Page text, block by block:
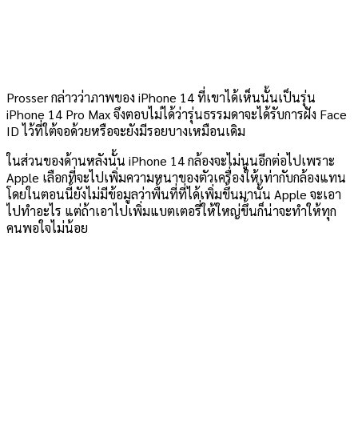
Prosser กล่าวว่าภาพของ iPhone 14 ที่เขาได้เห็นนั้นเป็นรุ่น
iPhone 14 Pro Max จึงตอบไม่ได้ว่ารุ่นธรรมดาจะได้รับการฝัง Face
ID ไว้ที่ใต้จอด้วยหรือจะยังมีรอยบางเหมือนเดิม
ในส่วนของด้านหลังนั้น iPhone 14 กล้องจะไม่นูนอีกต่อไปเพราะ
Apple เลือกที่จะไปเพิ่มความหนาของตัวเครื่องให้เท่ากับกล้องแทน
โดยในตอนนี้ยังไม่มีข้อมูลว่าพื้นที่ที่ได้เพิ่มขึ้นมานั้น Apple จะเอา
ไปทำอะไร แต่ถ้าเอาไปเพิ่มแบตเตอรี่ให้ใหญ่ขึ้นก็น่าจะทำให้ทุก
คนพอใจไม่น้อย